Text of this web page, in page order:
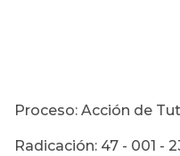
08 de
Proceso: Acción de
Radicación: 47 - 001 -